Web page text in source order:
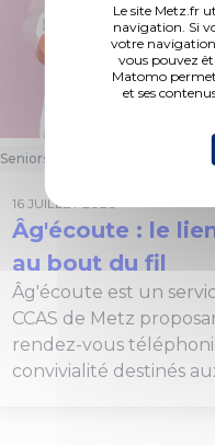
Le site Metz.fr
navigation. Si
votre
vous pouvez
Matomo
et ses
Seniors
16 JUILLET 2026
Âg'écoute : le
au bout du fil
Âg'écoute est un
CCAS de Metz
rendez-vous
convivialité destinés